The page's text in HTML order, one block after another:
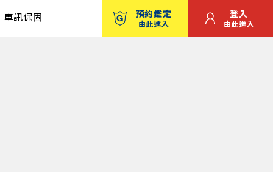
車訊保固 預約鑑定
由此進入
登入
由此進入